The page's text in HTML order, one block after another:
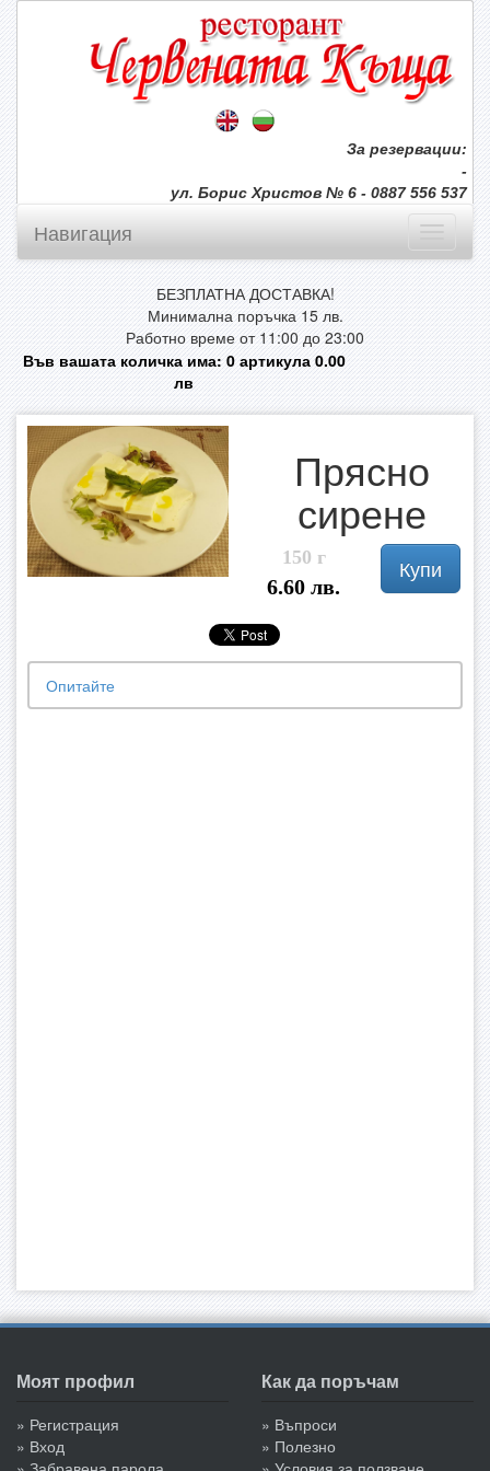
За резервации:
-
ул. Борис Христов № 6 - 0887 556 537
Навигация
БЕЗПЛАТНА ДОСТАВКА!
Минимална поръчка 15 лв.
Работно време от 11:00 до 23:00
Във вашата количка има:0артикула0.00
лв
Прясно
сирене
150 г
6.60 лв.
Купи
Опитайте
Моят профил
» Регистрация
» Вход
Как да поръчам
» Въпроси
» Полезно